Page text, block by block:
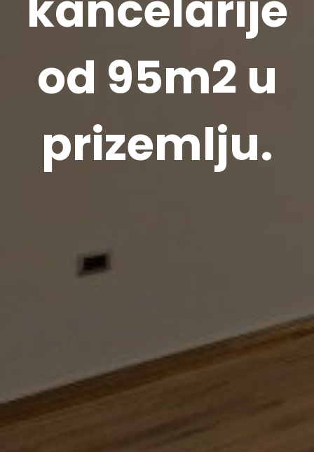
od 95m2 u
prizemlju.